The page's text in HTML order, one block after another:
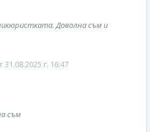
Доволна съм и
31.08.2025 г. 16:47
съм